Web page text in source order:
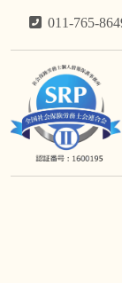
011-765-